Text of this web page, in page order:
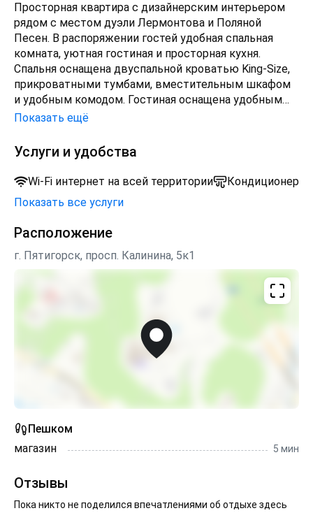
Просторная квартира с дизайнерским интерьером
рядом с местом дуэли Лермонтова и Поляной
Песен. В распоряжении гостей удобная спальная
комната, уютная гостиная и просторная кухня.
Спальня оснащена двуспальной кроватью King-Size,
прикроватными тумбами, вместительным шкафом
и удобным комодом. Гостиная оснащена удобным
двуспальным диваном, телевизором UltraHD с
раскладной диван для двоих и лоджия, откуда
открывается чудесный вид. Для Вашего комфорта
есть вся необходимая посуда и бытовая техника:
телевизор UltraHD, микроволновая печь,
электрический чайник, газовая плита, фен, утюг. В
Бесплатная охраняемая парковка ️возможна рядом с
домом. ⠀
Показать ещё
Услуги и удобства
Wi-Fi интернет на всей территории
Кондиционер
Показать все услуги
Расположение
г. Пятигорск, просп. Калинина, 5к1
Пешком
магазин
5 мин
Отзывы
Пока никто не поделился впечатлениями об отдыхе здесь